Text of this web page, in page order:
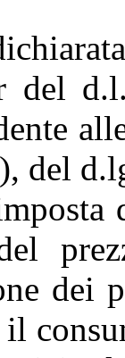
del
del
dei